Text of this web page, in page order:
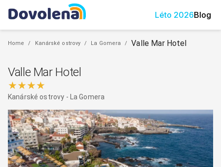
Léto 2026Blog
Home / Kanárské ostrovy / La Gomera / Valle Mar Hotel
Valle Mar Hotel
★★★★
Kanárské ostrovy - La Gomera